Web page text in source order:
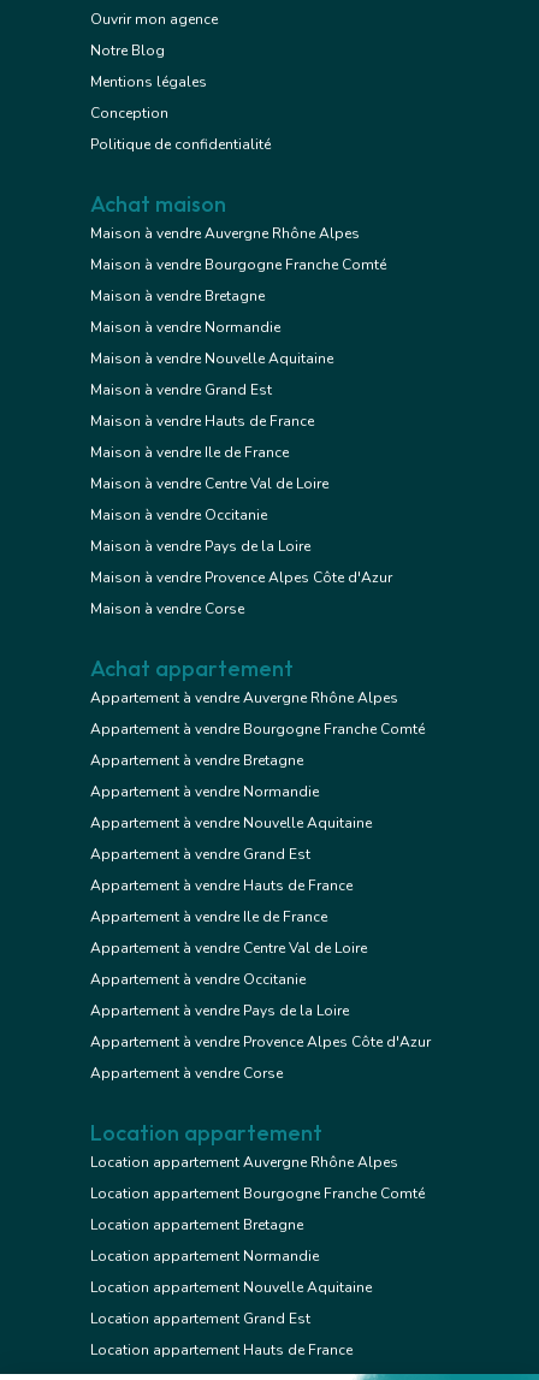
Ouvrir mon agence
Notre Blog
Mentions légales
Conception
Politique de confidentialité
Achat maison
Maison à vendre Auvergne Rhône Alpes
Maison à vendre Bourgogne Franche Comté
Maison à vendre Bretagne
Maison à vendre Normandie
Maison à vendre Nouvelle Aquitaine
Maison à vendre Grand Est
Maison à vendre Hauts de France
Maison à vendre Ile de France
Maison à vendre Centre Val de Loire
Maison à vendre Occitanie
Maison à vendre Pays de la Loire
Maison à vendre Provence Alpes Côte d'Azur
Maison à vendre Corse
Achat appartement
Appartement à vendre Auvergne Rhône Alpes
Appartement à vendre Bourgogne Franche Comté
Appartement à vendre Bretagne
Appartement à vendre Normandie
Appartement à vendre Nouvelle Aquitaine
Appartement à vendre Grand Est
Appartement à vendre Hauts de France
Appartement à vendre Ile de France
Appartement à vendre Centre Val de Loire
Appartement à vendre Occitanie
Appartement à vendre Pays de la Loire
Appartement à vendre Provence Alpes Côte d'Azur
Appartement à vendre Corse
Location appartement
Location appartement Auvergne Rhône Alpes
Location appartement Bourgogne Franche Comté
Location appartement Bretagne
Location appartement Normandie
Location appartement Nouvelle Aquitaine
Location appartement Grand Est
Location appartement Hauts de France